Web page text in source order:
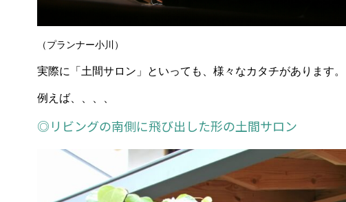
（プランナー小川）
実際に「土間サロン」といっても、様々なカタチがあります。
例えば、、、、
◎リビングの南側に飛び出した形の土間サロン